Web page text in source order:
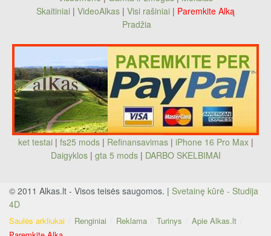
Skaitiniai | VideoAlkas | Visi rašiniai | Paremkite Alką
Pradžia
ket testai | fs25 mods| Refinansavimas| iPhone 16 Pro Max|
Daigyklos| gta 5 mods | DARBO SKELBIMAI
© 2011 Alkas.lt - Visos teisės saugomos. | Svetainę kūrė - Studija
4D
Saulės arkliukai Renginiai Reklama Turinys
Apie Alkas.lt